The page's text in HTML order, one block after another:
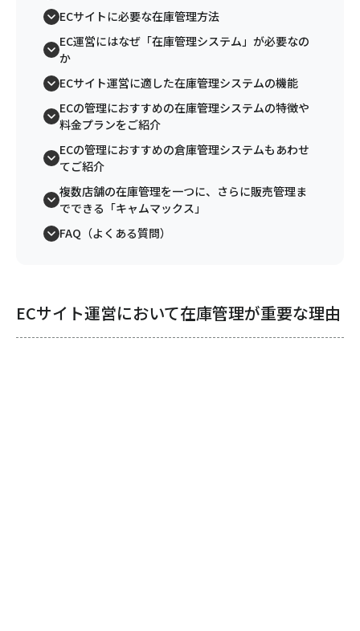
ECサイトに必要な在庫管理方法
EC運営にはなぜ「在庫管理システム」が必要なの
か
ECサイト運営に適した在庫管理システムの機能
ECの管理におすすめの在庫管理システムの特徴や
料金プランをご紹介
ECの管理におすすめの倉庫管理システムもあわせ
てご紹介
複数店舗の在庫管理を一つに、さらに販売管理ま
でできる「キャムマックス」
FAQ（よくある質問）
ECサイト運営において在庫管理が重要な理由